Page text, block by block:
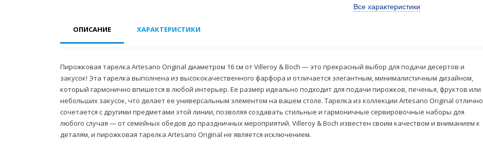
Все характеристики
ОПИСАНИЕ ХАРАКТЕРИСТИКИ
Пирожковая тарелка Artesano Original диаметром 16 см от Villeroy & Boch — это прекрасный выбор для подачи десертов и
закусок! Эта тарелка выполнена из высококачественного фарфора и отличается элегантным, минималистичным дизайном,
который гармонично впишется в любой интерьер. Ее размер идеально подходит для подачи пирожков, печенья, фруктов или
небольших закусок, что делает ее универсальным элементом на вашем столе. Тарелка из коллекции Artesano Original отлично
сочетается с другими предметами этой линии, позволяя создавать стильные и гармоничные сервировочные наборы для
любого случая — от семейных обедов до праздничных мероприятий. Villeroy & Boch известен своим качеством и вниманием к
деталям, и пирожковая тарелка Artesano Original не является исключением.